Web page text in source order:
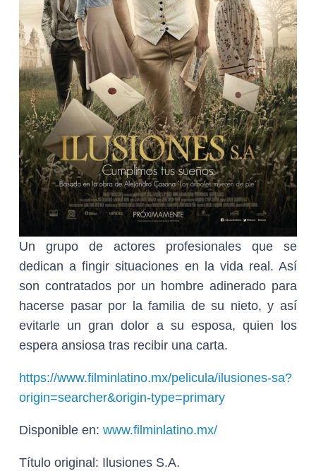
Un grupo de actores profesionales que se
dedican a fingir situaciones en la vida real. Así
son contratados por un hombre adinerado para
hacerse pasar por la familia de su nieto, y así
evitarle un gran dolor a su esposa, quien los
espera ansiosa tras recibir una carta.
https://www.filminlatino.mx/pelicula/ilusiones-sa?
origin=searcher&origin-type=primary
Disponible en: www.filminlatino.mx/
Título original: Ilusiones S.A.